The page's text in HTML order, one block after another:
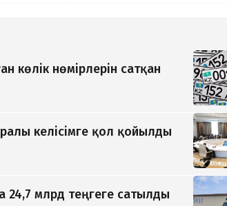
көлік нөмірлерін сатқан
келісімге қол қойылды
24,7 млрд теңгеге сатылды